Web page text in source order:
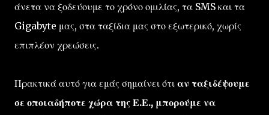
άνετα να ξοδεύουμε το χρόνο ομιλίας, τα SMS και τα
Gigabyte μας, στα ταξίδια μας στο εξωτερικό, χωρίς
επιπλέον χρεώσεις.
Πρακτικά αυτό για εμάς σημαίνει ότι αν ταξιδέψουμε
σε οποιαδήποτε χώρα της Ε.Ε., μπορούμε να